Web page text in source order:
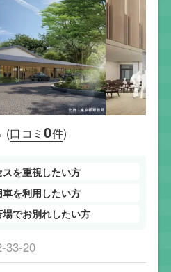
(口コミ0件)
スを重視したい方
車を利用したい方
場でお別れしたい方
33-20